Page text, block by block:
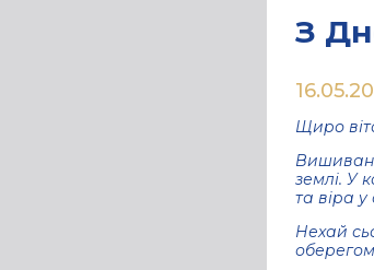
З
Щиро
землі. У
та віра у
Нехай